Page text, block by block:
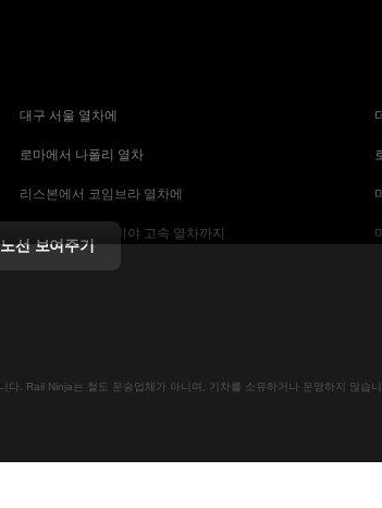
대구 서울 열차에
로마에서 나폴리 열차
리스본에서 코임브라 열차에
마드리드에서 세비야 고속 열차까지
비엔나에서 프라하 고속 열차에
선 보여주기
. Rail Ninja는 철도 운송업체가 아니며, 기차를 소유하거나 운영하지 않습니